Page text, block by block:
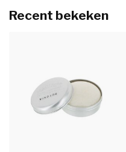
Recent bekeken